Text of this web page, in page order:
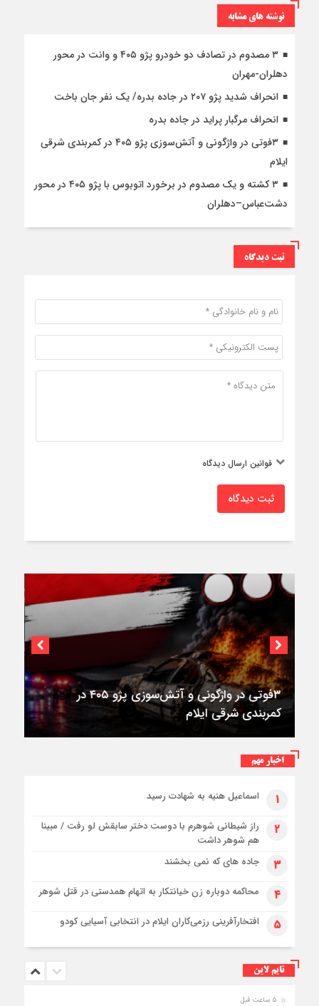
نوشته های مشابه
۳ مصدوم در تصادف دو خودرو پژو ۴۰۵ و وانت در محور
دهلران-مهران
انحراف شدید پژو ۲۰۷ در جاده بدره/ یک نفر جان باخت
انحراف مرگبار پراید در جاده بدره
۳فوتی در واژگونی و آتش‌سوزی پژو ۴۰۵ در کمربندی شرقی
ایلام
۳ کشته و یک مصدوم در برخورد اتوبوس با پژو ۴۰۵ در محور
دشت‌عباس–دهلران
ثبت دیدگاه
قوانین ارسال دیدگاه
ثبت دیدگاه
اختصاصی؛
استقرار ۷۱۴ دستگاه اتوبوس در پایانه برکت مهران
برای بازگشت زائران اربعین+تصاویر
اخبار مهم
۱ اسماعیل هنیه به شهادت رسید
۲
راز شیطانی شوهرم با دوست دختر سابقش لو رفت / مبینا
هم شوهر داشت
۳ جاده های که نمی بخشند
۴ محاکمه دوباره زن خیانتکار به اتهام همدستی در قتل شوهر
۵ افتخارآفرینی رزمی‌کاران ایلام در انتخابی آسیایی کودو
تایم لاین
۵ ساعت قبل